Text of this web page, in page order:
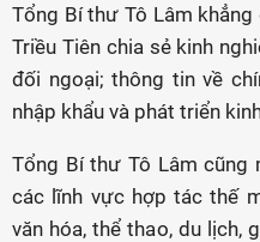
Tổng Bí thư Tô Lâm
Triều Tiên chia sẻ kinh
đối ngoại; thông tin về
nhập khẩu và phát triển
Tổng Bí thư Tô Lâm cũng
các lĩnh vực hợp tác thế
văn hóa, thể thao, du lịch,